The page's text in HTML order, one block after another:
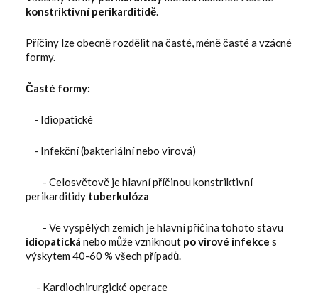
konstriktivní perikarditidě.
Příčiny lze obecně rozdělit na časté, méně časté a vzácné
formy.
Časté formy:
- Idiopatické
- Infekční (bakteriální nebo virová)
- Celosvětově je hlavní příčinou konstriktivní
perikarditidy tuberkulóza
- Ve vyspělých zemích je hlavní příčina tohoto stavu
idiopatická nebo může vzniknout po virové infekce s
výskytem 40-60 % všech případů.
- Kardiochirurgické operace